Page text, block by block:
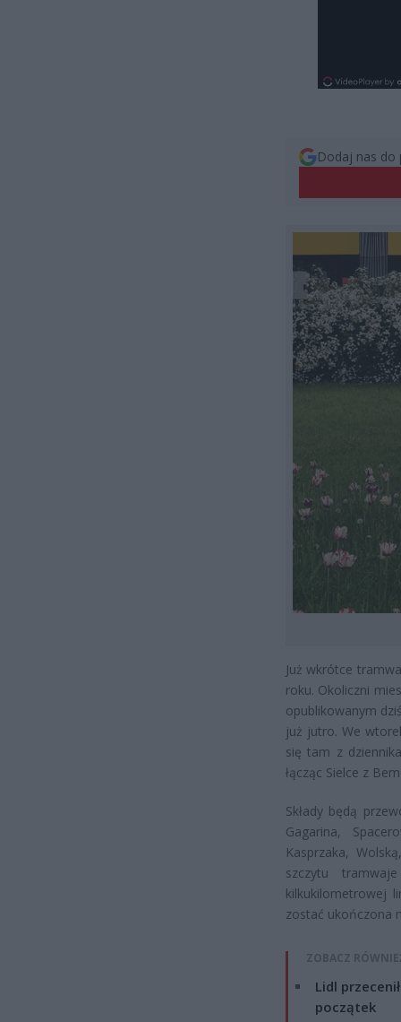
Dodaj nas do
Już wkrótce
roku. Okoliczni
opublikowanym
już jutro. We
się tam z
łącząc Sielce z
Składy będą
Gagarina,
Kasprzaka,
szczytu
kilkukilometrowej
zostać ukończona
ZOBACZ
Lidl
początek